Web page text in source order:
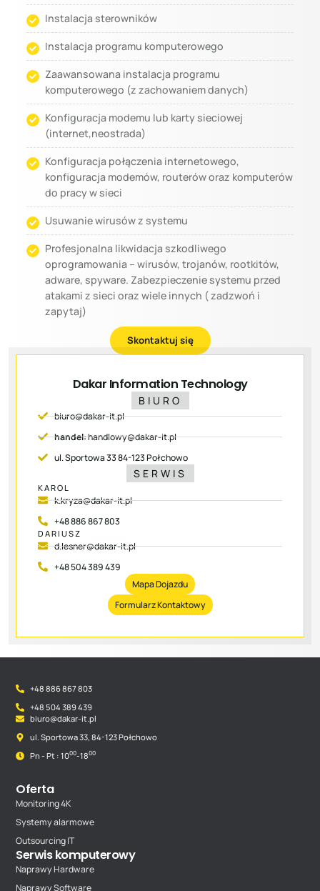
Instalacja sterowników
Instalacja programu komputerowego
Zaawansowana instalacja programu
komputerowego (z zachowaniem danych)
Konfiguracja modemu lub karty sieciowej
(internet,neostrada)
Konfiguracja połączenia internetowego,
konfiguracja modemów, routerów oraz komputerów
do pracy w sieci
Usuwanie wirusów z systemu
Profesjonalna likwidacja szkodliwego
oprogramowania – wirusów, trojanów, rootkitów,
adware, spyware. Zabezpieczenie systemu przed
atakami z sieci oraz wiele innych ( zadzwoń i
zapytaj)
Skontaktuj się
Dakar Information Technology
BIURO
biuro@dakar-it.pl
handel:handlowy@dakar-it.pl
ul. Sportowa 33 84-123 Połchowo
SERWIS
KAROL
k.kryza@dakar-it.pl
+48 886 867 803
DARIUSZ
d.lesner@dakar-it.pl
+48 504 389 439
Mapa Dojazdu
Formularz Kontaktowy
+48 886 867 803
+48 504 389 439
biuro@dakar-it.pl
ul. Sportowa 33, 84-123 Połchowo
Pn - Pt : 1000-1800
Oferta
Monitoring 4K
Systemy alarmowe
Outsourcing IT
Serwis komputerowy
Naprawy Hardware
Naprawy Software